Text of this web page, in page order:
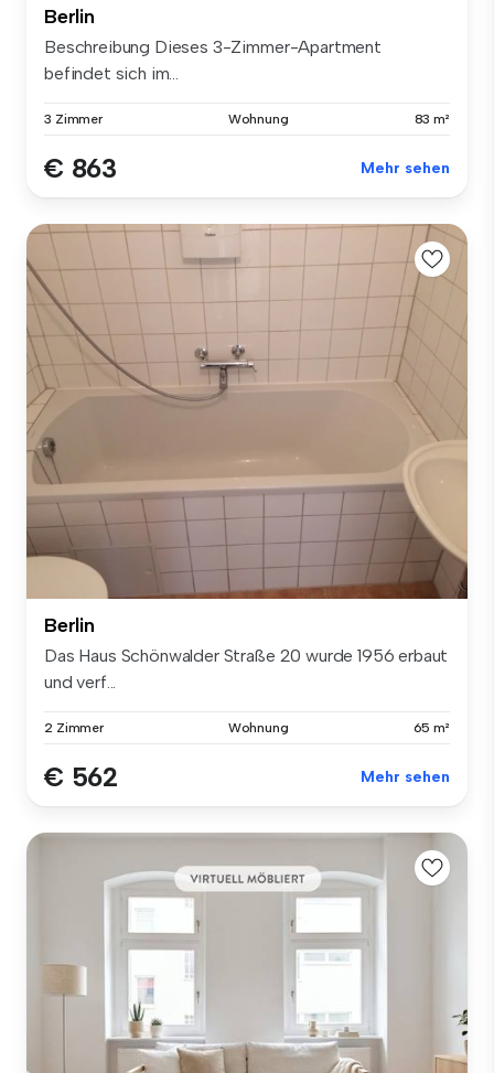
Berlin
Beschreibung Dieses 3-Zimmer-Apartment
befindet sich im...
3 Zimmer Wohnung 83 m²
€ 863 Mehr sehen
Berlin
Das Haus Schönwalder Straße 20 wurde 1956 erbaut
und verf...
2 Zimmer Wohnung 65 m²
€ 562 Mehr sehen